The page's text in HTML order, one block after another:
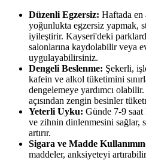
Düzenli Egzersiz: Haftada en
yoğunlukta egzersiz yapmak,
iyileştirir. Kayseri'deki
salonlarına kaydolabilir veya
uygulayabilirsiniz.
Dengeli Beslenme: Şekerli,
kafein ve alkol tüketimini
dengelemeye yardımcı
açısından zengin besinler
Yeterli Uyku: Günde 7-9
ve zihnin dinlenmesini sağlar,
artırır.
Sigara ve Madde
maddeler, anksiyeteyi